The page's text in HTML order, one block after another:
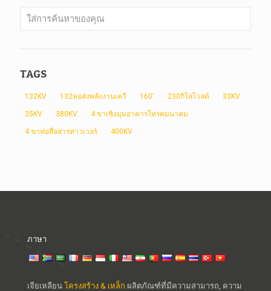
TAGS
132KV 132หอส่งพลังงานเควี 160' 230กิโลโวลต์ 33KV
35KV 380KV 4 ขาเชิงมุมอาคารโทรคมนาคม
4 ขาท่อสื่อสารทาวเวอร์ 400KV
ภาษา
เจียเหลียน โครงสร้าง & เหล็ก ผลิตภัณฑ์ที่มีความสามารถ, ความ